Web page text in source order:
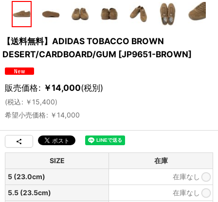
【送料無料】ADIDAS TOBACCO BROWN
DESERT/CARDBOARD/GUM [JP9651-BROWN]
販売価格: ￥14,000(税別)
(税込: ￥ 15,400)
希望小売価格: ￥ 14,000
SIZE
在庫
5 (23.0cm)
在庫なし
5.5 (23.5cm)
在庫なし